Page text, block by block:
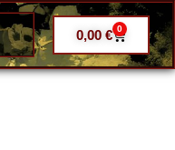
0,00 € 0